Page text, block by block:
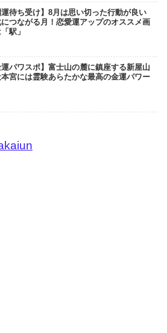
運待ち受け】8月は思い切った行動が良い
つながる月！恋愛運アップのオススメ画
駅」
運パワスポ】富士山の麓に鎮座する新屋山
宮には霊験あらたかな最高の金運パワー